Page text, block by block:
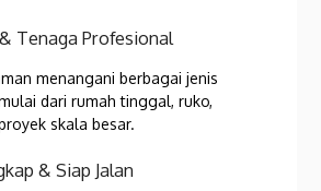
Tenaga Profesional
menangani berbagai jenis
dari rumah tinggal, ruko,
skala besar.
& Siap Jalan